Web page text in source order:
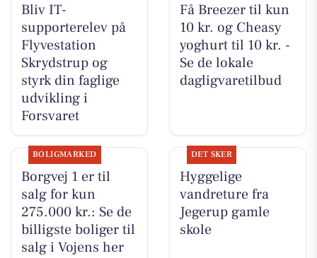
Bliv IT-
supporterelev på
Flyvestation
Skrydstrup og
styrk din faglige
udvikling i
Forsvaret
Få Breezer til kun
10 kr. og Cheasy
yoghurt til 10 kr. -
Se de lokale
dagligvaretilbud
BOLIGMARKED
Borgvej 1 er til
salg for kun
275.000 kr.: Se de
billigste boliger til
salg i Vojens her
DET SKER
Hyggelige
vandreture fra
Jegerup gamle
skole